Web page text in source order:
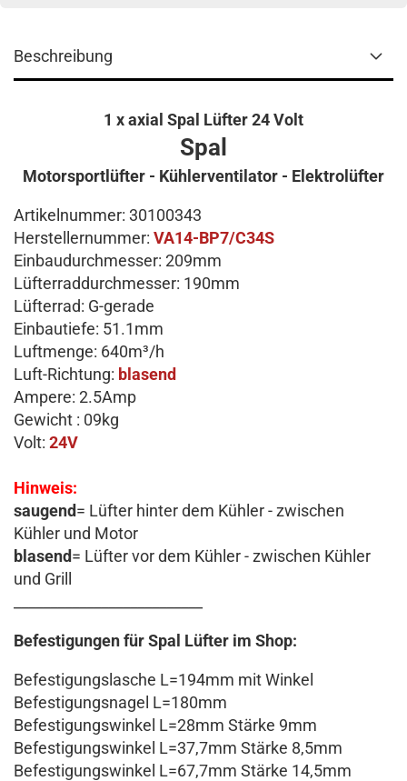
Beschreibung
1 x axial Spal Lüfter 24 Volt
Spal
Motorsportlüfter - Kühlerventilator - Elektrolüfter
Artikelnummer: 30100343
Herstellernummer: VA14-BP7/C34S
Einbaudurchmesser: 209mm
Lüfterraddurchmesser: 190mm
Lüfterrad: G-gerade
Einbautiefe: 51.1mm
Luftmenge: 640m³/h
Luft-Richtung: blasend
Ampere: 2.5Amp
Gewicht : 09kg
Volt: 24V
Hinweis:
saugend= Lüfter hinter dem Kühler - zwischen
Kühler und Motor
blasend= Lüfter vor dem Kühler - zwischen Kühler
und Grill
Befestigungen für Spal Lüfter im Shop:
Befestigungslasche L=194mm mit Winkel
Befestigungsnagel L=180mm
Befestigungswinkel L=28mm Stärke 9mm
Befestigungswinkel L=37,7mm Stärke 8,5mm
Befestigungswinkel L=67,7mm Stärke 14,5mm